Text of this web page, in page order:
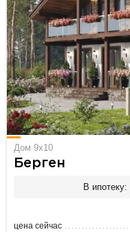
Дом 9х10
Берген
В ипотеку:
цена сейчас